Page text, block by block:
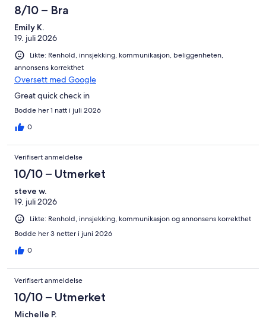
8/10 – Bra
Emily K.
19. juli 2026
Likte: Renhold, innsjekking, kommunikasjon, beliggenheten,
annonsens korrekthet
Oversett med Google
Great quick check in
Bodde her 1 natt i juli 2026
0
Verifisert anmeldelse
10/10 – Utmerket
steve w.
19. juli 2026
Likte: Renhold, innsjekking, kommunikasjon og annonsens korrekthet
Bodde her 3 netter i juni 2026
0
Verifisert anmeldelse
10/10 – Utmerket
Michelle P.